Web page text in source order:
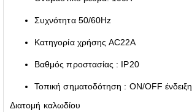
Συχνότητα 50/60Hz
Κατηγορία χρήσης AC22A
Βαθμός προστασίας : IP20
Τοπική σηματοδότηση : ON/OFF ένδειξη
Διατομή καλωδίου